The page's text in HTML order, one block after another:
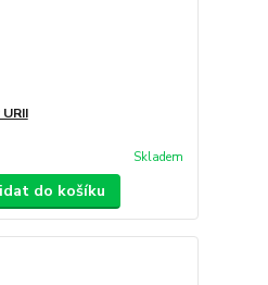
Skladem
do košíku